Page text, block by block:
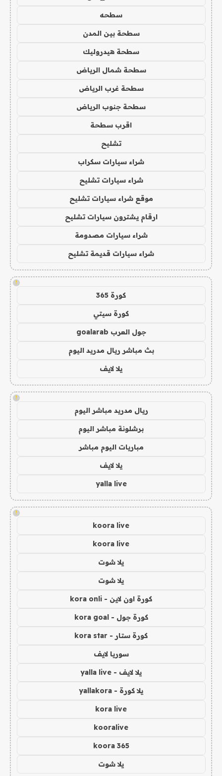
سطحه
سطحة بين المدن
سطحة هيدروليك
سطحة شمال الرياض
سطحة غرب الرياض
سطحة جنوب الرياض
اقرب سطحة
تشليح
شراء سيارات سكراب
شراء سيارات تشليح
موقع شراء سيارات تشليح
ارقام يشترون سيارات تشليح
شراء سيارات مصدومة
شراء سيارات قديمة تشليح
!
كورة 365
كورة سيتي
جول العرب goalarab
بث مباشر ريال مدريد اليوم
يلا لايف
!
ريال مدريد مباشر اليوم
برشلونة مباشر اليوم
مباريات اليوم مباشر
يلا لايف
yalla live
!
koora live
koora live
يلا شوت
يلا شوت
كورة اون لاين - kora onli
كورة جول - kora goal
كورة ستار - kora star
سوريا لايف
يلا لايف - yalla live
يلا كورة - yallakora
kora live
kooralive
koora 365
يلا شوت